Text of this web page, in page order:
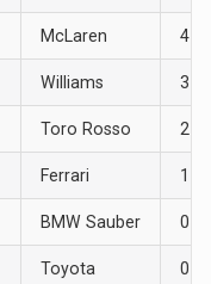
McLaren 4
Williams 3
Toro Rosso 2
Ferrari 1
BMW Sauber 0
Toyota 0